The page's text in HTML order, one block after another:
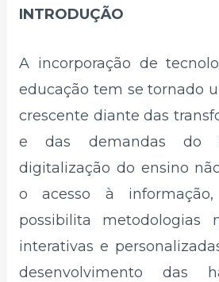
INTRODUÇÃO
A incorporação de
educação tem se tornado
crescente diante das
e das demandas do
digitalização do ensino
o acesso à
possibilita metodologias
interativas e
desenvolvimento das